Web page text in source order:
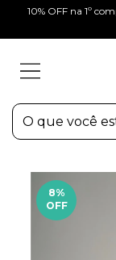
10% OFF na 1º
8%
OFF